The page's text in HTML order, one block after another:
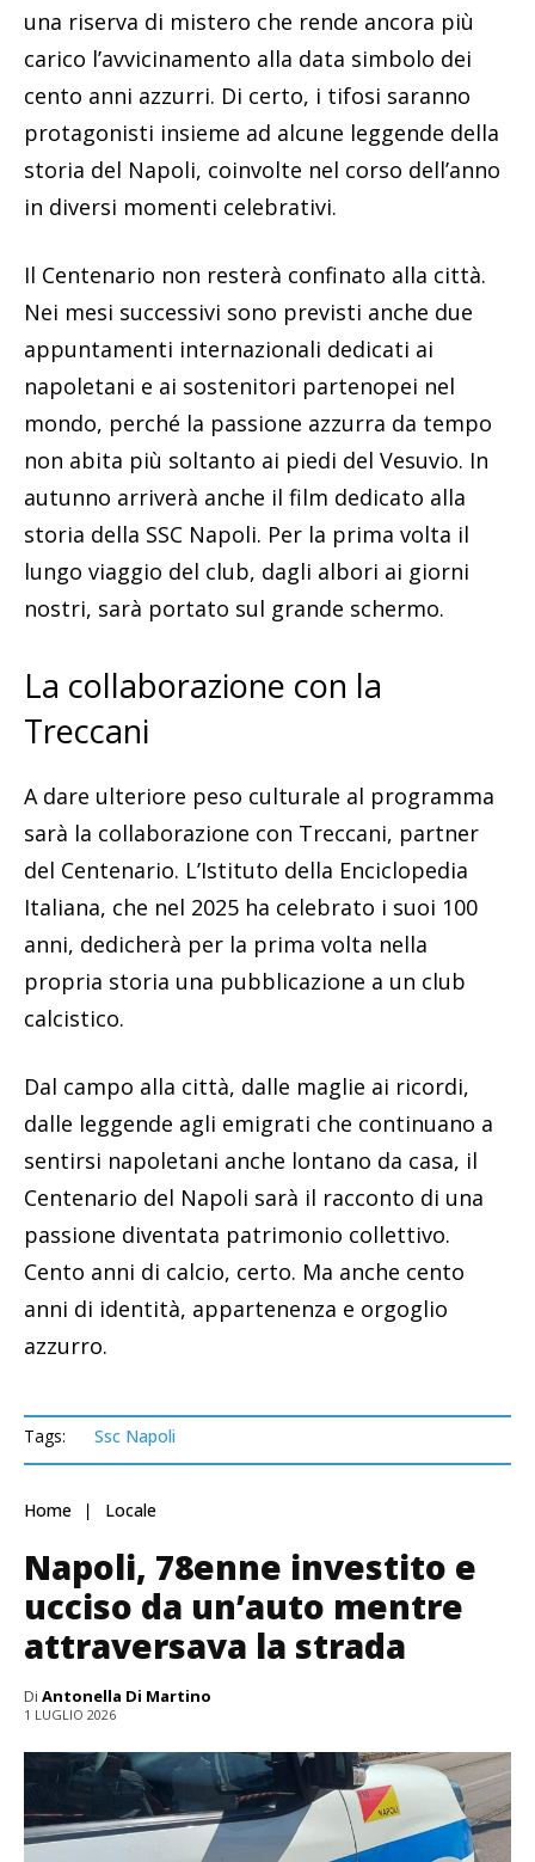
una riserva di mistero che rende ancora più
carico l’avvicinamento alla data simbolo dei
cento anni azzurri. Di certo, i tifosi saranno
protagonisti insieme ad alcune leggende della
storia del Napoli, coinvolte nel corso dell’anno
in diversi momenti celebrativi.
Il Centenario non resterà confinato alla città.
Nei mesi successivi sono previsti anche due
appuntamenti internazionali dedicati ai
napoletani e ai sostenitori partenopei nel
mondo, perché la passione azzurra da tempo
non abita più soltanto ai piedi del Vesuvio. In
autunno arriverà anche il film dedicato alla
storia della SSC Napoli. Per la prima volta il
lungo viaggio del club, dagli albori ai giorni
nostri, sarà portato sul grande schermo.
La collaborazione con la
Treccani
A dare ulteriore peso culturale al programma
sarà la collaborazione con Treccani, partner
del Centenario. L’Istituto della Enciclopedia
Italiana, che nel 2025 ha celebrato i suoi 100
anni, dedicherà per la prima volta nella
propria storia una pubblicazione a un club
calcistico.
Dal campo alla città, dalle maglie ai ricordi,
dalle leggende agli emigrati che continuano a
sentirsi napoletani anche lontano da casa, il
Centenario del Napoli sarà il racconto di una
passione diventata patrimonio collettivo.
Cento anni di calcio, certo. Ma anche cento
anni di identità, appartenenza e orgoglio
azzurro.
Tags: Ssc Napoli
Home Locale
Napoli, 78enne investito e
ucciso da un’auto mentre
attraversava la strada
Di Antonella Di Martino
1 LUGLIO 2026